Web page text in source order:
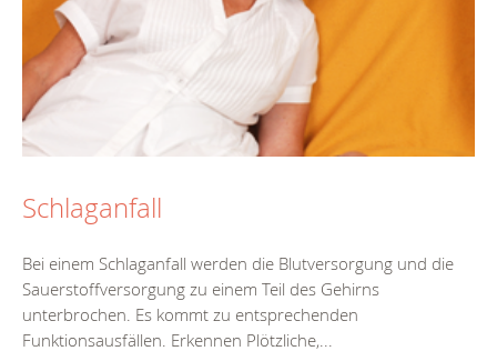
Schlaganfall
Bei einem Schlaganfall werden die Blutversorgung und die
Sauerstoffversorgung zu einem Teil des Gehirns
unterbrochen. Es kommt zu entsprechenden
Funktionsausfällen. Erkennen Plötzliche,...